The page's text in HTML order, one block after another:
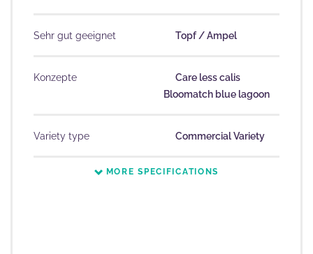
Sehr gut geeignet Topf / Ampel
Konzepte
Care less calis
Bloomatch blue lagoon
Variety type Commercial Variety
MORE SPECIFICATIONS